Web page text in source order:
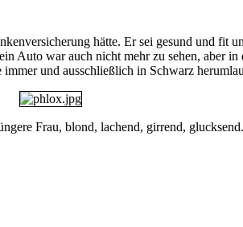
hätte. Er sei gesund und fit
war auch nicht mehr zu sehen, aber
und ausschließlich in Schwarz
Frau, blond, lachend, girrend,